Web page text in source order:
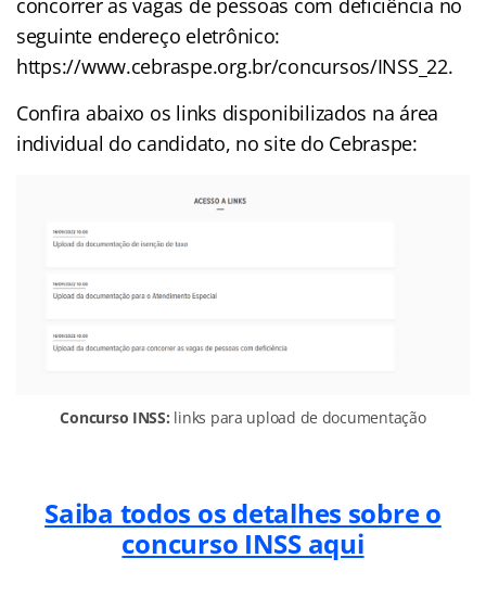
concorrer as vagas de pessoas com deficiência no
seguinte endereço eletrônico:
https://www.cebraspe.org.br/concursos/INSS_22.
Confira abaixo os links disponibilizados na área
individual do candidato, no site do Cebraspe:
Concurso INSS: links para upload de documentação
Saiba todos os detalhes sobre o
concurso INSS aqui